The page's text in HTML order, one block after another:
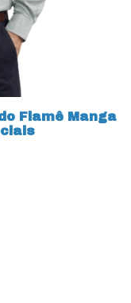
Flamê Manga